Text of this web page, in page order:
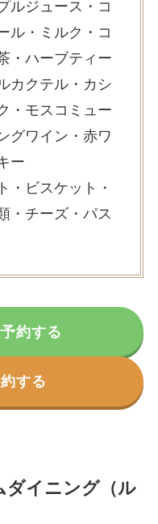
ルジュース・コ
ル・ミルク・コ
・ハーブティー
カクテル・カシ
・モスコミュー
グワイン・赤ワ
ー
・ビスケット・
・チーズ・パス
約する
する
ダイニング（ル